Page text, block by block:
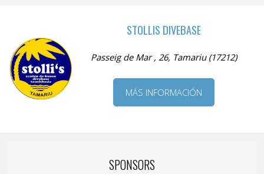
STOLLIS DIVEBASE
Passeig de Mar , 26, Tamariu (17212)
MÁS INFORMACIÓN
SPONSORS